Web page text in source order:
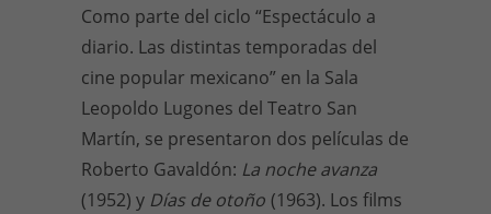
Como parte del ciclo “Espectáculo a
diario. Las distintas temporadas del
cine popular mexicano” en la Sala
Leopoldo Lugones del Teatro San
Martín, se presentaron dos películas de
Roberto Gavaldón: La noche avanza
(1952) y Días de otoño (1963). Los films